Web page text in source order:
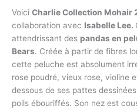
Voici Charlie Collection Mohair
collaboration avec Isabelle Lee.
attendrissant des pandas en
Bears. Créée à partir de fibres
cette peluche est absolument
rose poudré, vieux rose, violine
dessous de ses pattes
poils ébouriffés. Son nez est